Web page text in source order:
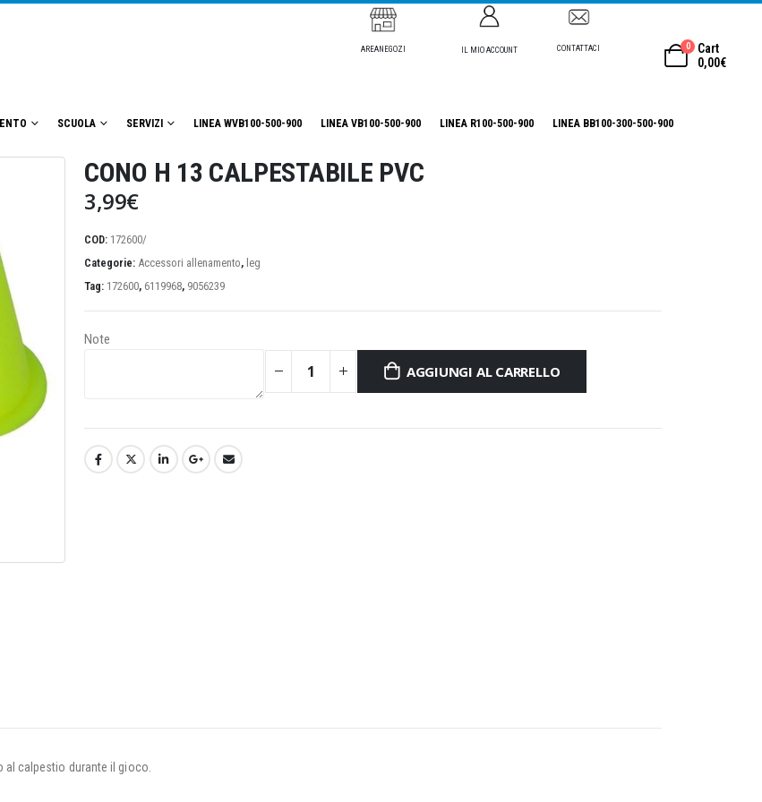
AREANEGOZI IL MIO ACCOUNT CONTATTACI 0
Cart
0,00€
SCUOLA SERVIZI LINEA WVB100-500-900 LINEA VB100-500-900 LINEA R100-500-900 LINEA BB100-300-500-900
CONO H 13 CALPESTABILE PVC
3,99€
COD: 172600/
Categorie: Accessori allenamento, leg
Tag: 172600, 6119968, 9056239
Note
AGGIUNGI AL CARRELLO
al calpestio durante il gioco.